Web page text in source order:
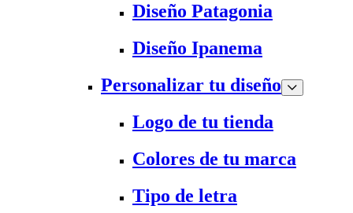
Diseño Patagonia
Diseño Ipanema
Personalizar tu diseño
Logo de tu tienda
Colores de tu marca
Tipo de letra